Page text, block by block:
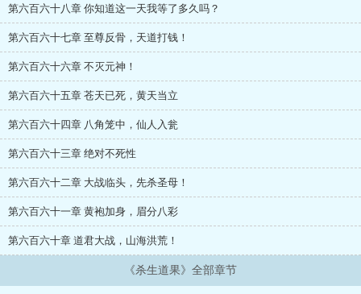
第六百六十八章 你知道这一天我等了多久吗？
第六百六十七章 至尊反骨，天道打钱！
第六百六十六章 不灭元神！
第六百六十五章 苍天已死，黄天当立
第六百六十四章 八角笼中，仙人入瓮
第六百六十三章 绝对不死性
第六百六十二章 大战临头，先杀圣母！
第六百六十一章 黄袍加身，眉分八彩
第六百六十章 道君大战，山海洪荒！
《杀生道果》全部章节